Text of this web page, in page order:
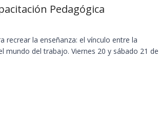
Pedagógica
recrear la enseñanza: el vínculo entre la
mundo del trabajo. Viernes 20 y sábado 21 de